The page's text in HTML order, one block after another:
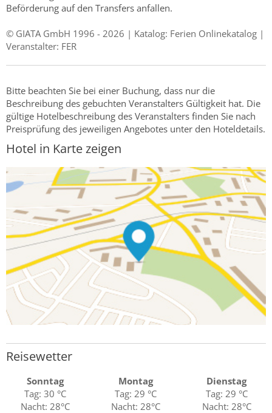
Beförderung auf den Transfers anfallen.
© GIATA GmbH 1996 - 2026 | Katalog: Ferien Onlinekatalog |
Veranstalter: FER
Bitte beachten Sie bei einer Buchung, dass nur die
Beschreibung des gebuchten Veranstalters Gültigkeit hat. Die
gültige Hotelbeschreibung des Veranstalters finden Sie nach
Preisprüfung des jeweiligen Angebotes unter den Hoteldetails.
Hotel in Karte zeigen
Reisewetter
Sonntag
Tag: 30 °C
Nacht: 28°C
Montag
Tag: 29 °C
Nacht: 28°C
Dienstag
Tag: 29 °C
Nacht: 28°C